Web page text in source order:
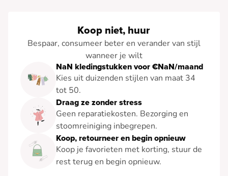
Koop niet, huur
Bespaar, consumeer beter en verander van stijl
wanneer je wilt
NaN kledingstukken voor €NaN/maand
Kies uit duizenden stijlen van maat 34
tot 50.
Draag ze zonder stress
Geen reparatiekosten. Bezorging en
stoomreiniging inbegrepen.
Koop, retourneer en begin opnieuw
Koop je favorieten met korting, stuur de
rest terug en begin opnieuw.